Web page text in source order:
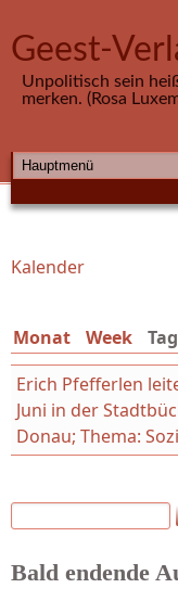
Geest-
Unpolitisch sein
merken. (Rosa
HAUPTMENÜ
Sie sind hier
Kalender
Monat Week Tag
Erich Pfefferlen
Juni in der
Donau; Thema:
Suchformular
Suche
Bald endende